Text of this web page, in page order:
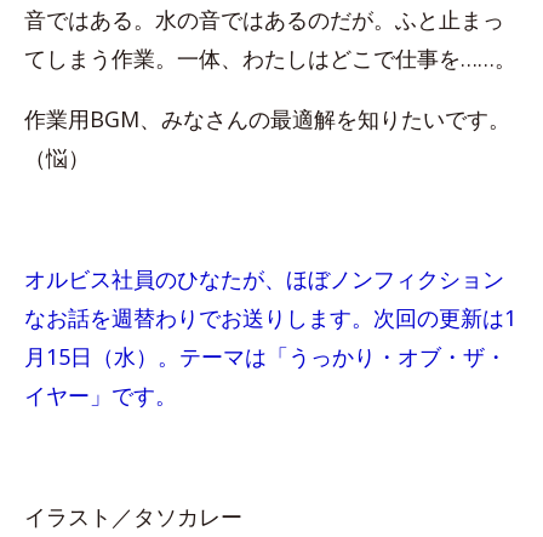
音ではある。水の音ではあるのだが。ふと止まっ
てしまう作業。一体、わたしはどこで仕事を……。
作業用BGM、みなさんの最適解を知りたいです。
（悩）
オルビス社員のひなたが、ほぼノンフィクション
なお話を週替わりでお送りします。次回の更新は1
月15日（水）。テーマは「うっかり・オブ・ザ・
イヤー」です。
イラスト／タソカレー